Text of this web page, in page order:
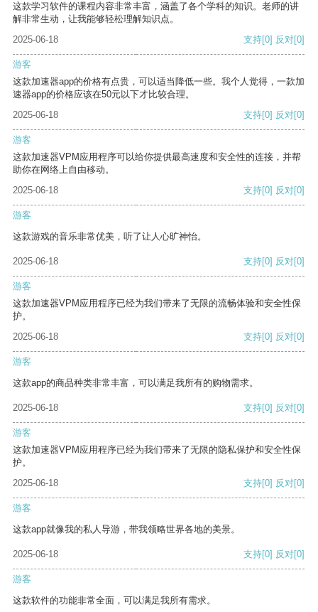
这款学习软件的课程内容非常丰富，涵盖了各个学科的知识。老师的讲
解非常生动，让我能够轻松理解知识点。
2025-06-18
支持[0] 反对[0]
游客
这款加速器app的价格有点贵，可以适当降低一些。我个人觉得，一款加
速器app的价格应该在50元以下才比较合理。
2025-06-18
支持[0] 反对[0]
游客
这款加速器VPM应用程序可以给你提供最高速度和安全性的连接，并帮
助你在网络上自由移动。
2025-06-18
支持[0] 反对[0]
游客
这款游戏的音乐非常优美，听了让人心旷神怡。
2025-06-18 支持[0] 反对[0]
游客
这款加速器VPM应用程序已经为我们带来了无限的流畅体验和安全性保
护。
2025-06-18
支持[0] 反对[0]
游客
这款app的商品种类非常丰富，可以满足我所有的购物需求。
2025-06-18 支持[0] 反对[0]
游客
这款加速器VPM应用程序已经为我们带来了无限的隐私保护和安全性保
护。
2025-06-18
支持[0] 反对[0]
游客
这款app就像我的私人导游，带我领略世界各地的美景。
2025-06-18 支持[0] 反对[0]
游客
这款软件的功能非常全面，可以满足我所有需求。